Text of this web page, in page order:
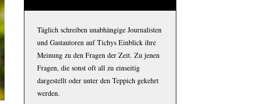
Täglich schreiben unabhängige Journalisten
und Gastautoren auf Tichys Einblick ihre
Meinung zu den Fragen der Zeit. Zu jenen
Fragen, die sonst oft all zu einseitig
dargestellt oder unter den Teppich gekehrt
werden.